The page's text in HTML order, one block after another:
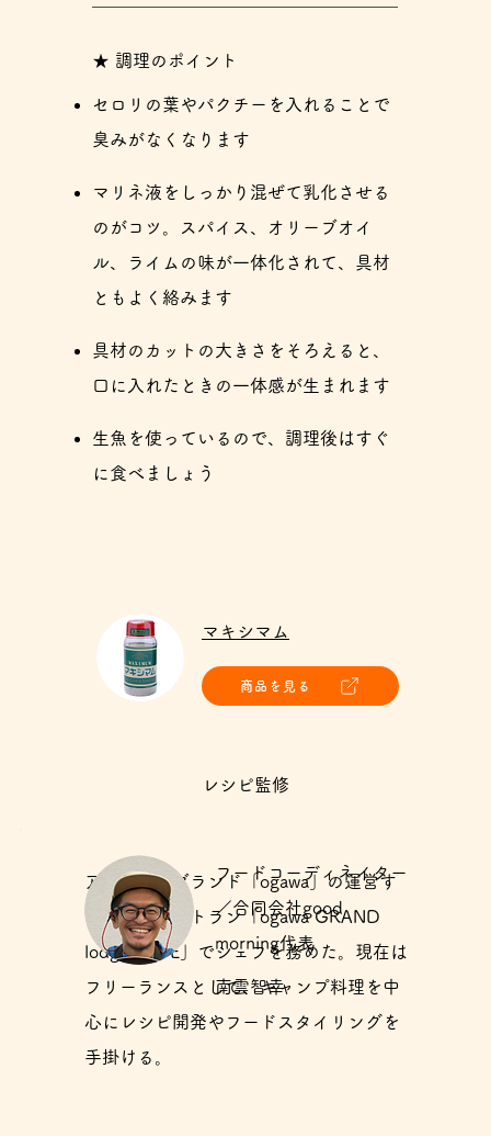
セロリの葉やパクチーを入れることで
臭みがなくなります
★ 調理のポイント
マリネ液をしっかり混ぜて乳化させる
のがコツ。スパイス、オリーブオイ
ル、ライムの味が一体化されて、具材
ともよく絡みます
具材のカットの大きさをそろえると、
口に入れたときの一体感が生まれます
生魚を使っているので、調理後はすぐ
に食べましょう
マキシマム
商品を見る
レシピ監修
アウトドアブランド「ogawa」の運営す
るカフェレストラン「ogawa GRAND
lodge CAFE」でシェフを務めた。現在は
フリーランスとして、キャンプ料理を中
心にレシピ開発やフードスタイリングを
手掛ける。
フードコーディネイター
／合同会社good
morning代表
南雲智幸